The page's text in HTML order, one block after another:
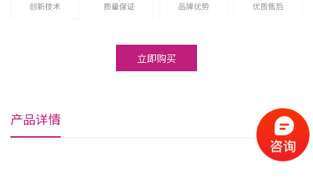
立即购买
产品详情